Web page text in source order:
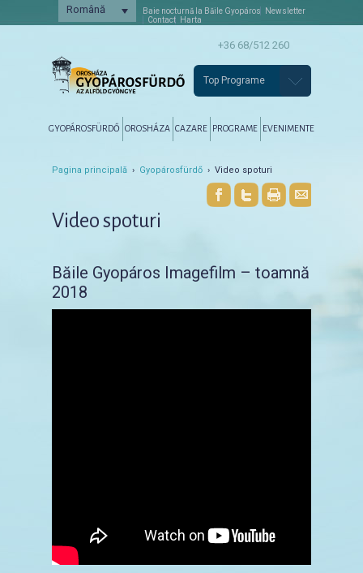
Română Baie nocturnă la Băile Gyopáros
Newsletter
Contact
Harta
+36 68/512 260
Top Programe
Tovább az elsődleges tartalomra
Tovább a másodlagos tartalomra
GYOPÁROSFÜRDŐ OROSHÁZA CAZARE PROGRAME EVENIMENTE
Pagina principală › Gyopárosfürdő › Video spoturi
Video spoturi
Băile Gyopáros Imagefilm – toamnă
2018